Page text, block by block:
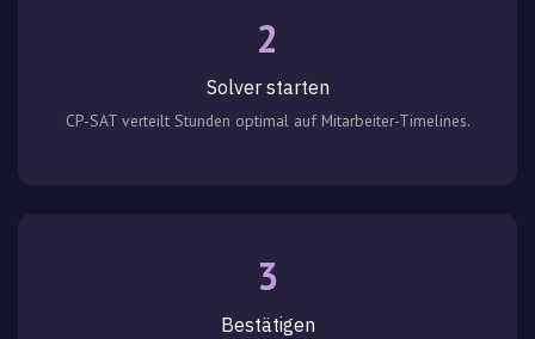
2
Solver starten
CP-SAT verteilt Stunden optimal auf Mitarbeiter-Timelines.
3
Bestätigen